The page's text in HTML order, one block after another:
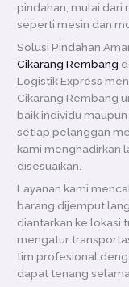
pindahan, mulai dari
seperti mesin dan
Solusi Pindahan
Cikarang Rembang
Logistik Express
Cikarang Rembang
baik individu
setiap pelanggan
kami menghadirkan
disesuaikan.
Layanan kami
barang dijemput
diantarkan ke lokasi
mengatur
tim profesional
dapat tenang